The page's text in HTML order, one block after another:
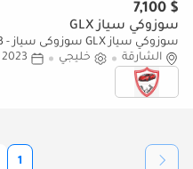
$ 7,100
سوزوكي سياز GLX
- بحاله ممتازه فى الداخل والخارج
الشارقة خليجي 2023
1